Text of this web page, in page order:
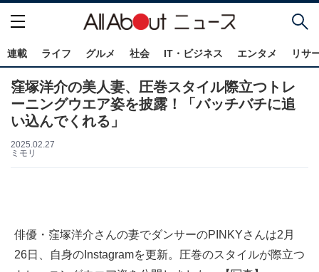
連載 ライフ グルメ 社会 IT・ビジネス エンタメ リサ
窪塚洋介の美人妻、圧巻スタイル際立つトレ
ーニングウエア姿を披露！「バッチバチに追
い込んでくれる」
2025.02.27
ミモリ
俳優・窪塚洋介さんの妻でダンサーのPINKYさんは2月
26日、自身のInstagramを更新。圧巻のスタイルが際立つ